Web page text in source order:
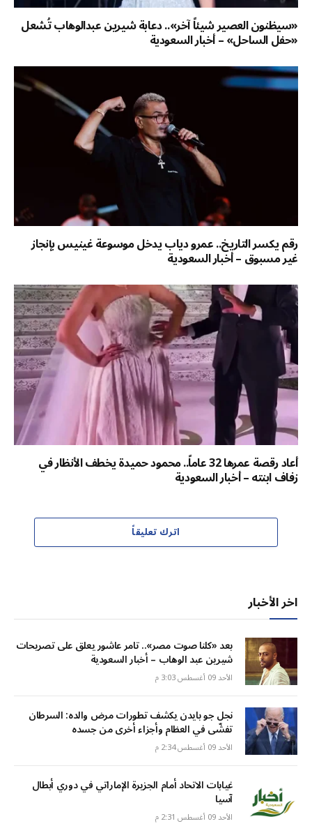
«سيظنون العصير شيئاً آخر».. دعابة شيرين عبدالوهاب تُشعل
«حفل الساحل» – أخبار السعودية
رقم يكسر التاريخ.. عمرو دياب يدخل موسوعة غينيس بإنجاز
غير مسبوق – أخبار السعودية
أعاد رقصة عمرها 32 عاماً.. محمود حميدة يخطف الأنظار في
زفاف ابنته – أخبار السعودية
اترك تعليقاً
اخر الأخبار
بعد «كلنا صوت مصر».. تامر عاشور يعلق على تصريحات
شيرين عبد الوهاب – أخبار السعودية
الأحد 09 أغسطس 3:03 م
نجل جو بايدن يكشف تطورات مرض والده: السرطان
تفشّى في العظام وأجزاء أخرى من جسده
الأحد 09 أغسطس 2:34 م
غيابات الاتحاد أمام الجزيرة الإماراتي في دوري أبطال
آسيا
الأحد 09 أغسطس 2:31 م